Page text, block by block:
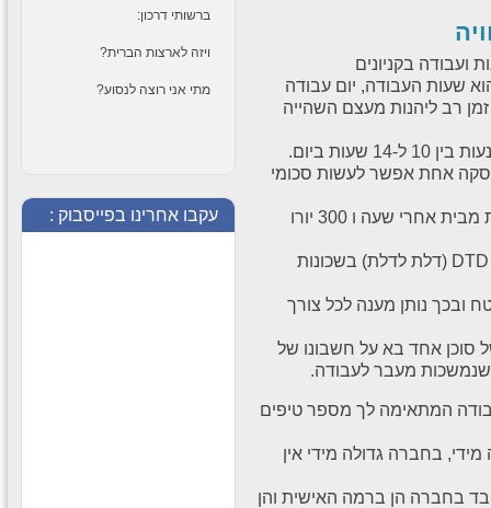
מיישרים צעצועים ועוד
ברחבי אנגליה דרושים אנשי
מתאים רק לבעלי דרכון
לחברה ותיקה דרושים
אישור עבודה
לעבודה בפיליפינים דרושים
אנשי מכירות למכירת מוצרי
ברשותי דרכון:
ויזה לארצות הברית?
מתי אני רוצה לנסוע?
עקבו אחרינו בפייסבוק :
ועבודה בקניונים
שעות העבודה, יום עבודה
רב ליהנות מעצם השהייה
ביום.
אחת אפשר לעשות סכומי
וניתן לשיקולו האישי של הסוכן בשטח, כלומר לצאת מבית אחרי שעה ו 300 יורו
העבודה מתבצעת בשיטת המכירות היעילה ביותר DTD (דלת לדלת) בשכונות
ובכך נותן מענה לכל צורך
סוכן אחד בא על חשבונו של
שנמשכות מעבר לעבודה.
המתאימה לך מספר טיפים
בחברה גדולה מידי אין
בחברה הן ברמה האישית והן